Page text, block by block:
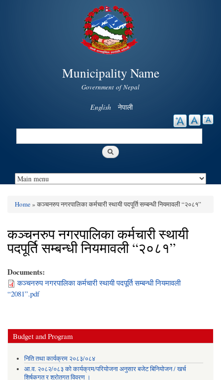
Skip to
main
content
Municipality Name
Government of Nepal
English नेपाली
Search
Home» कञ्चनरुप नगरपालिका कर्मचारी स्थायी पदपूर्ति सम्बन्धी नियमावली “२०८१”
कञ्चनरुप नगरपालिका कर्मचारी स्थायी
पदपूर्ति सम्बन्धी नियमावली “२०८१”
Documents:
कञ्चनरुप नगरपालिका कर्मचारी स्थायी पदपूर्ति सम्बन्धी नियमावली
“2081”.pdf
Budget and Program
निति तथा कार्यक्रम २०८३/०८४
आ.व. २०८२/०८३ को कार्यक्रम/परियोजना अनुसार बजेट बिनियोजन / खर्च
शिर्षकगत र श्रोतगत विवरण ।